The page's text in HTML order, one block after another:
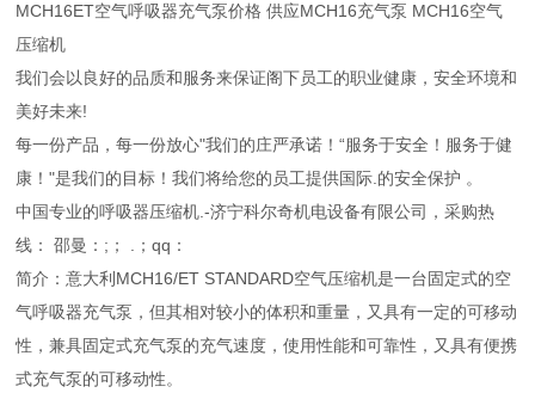
MCH16ET空气呼吸器充气泵价格 供应MCH16充气泵 MCH16空气
压缩机
我们会以良好的品质和服务来保证阁下员工的职业健康，安全环境和
美好未来!
每一份产品，每一份放心"我们的庄严承诺！“服务于安全！服务于健
康！"是我们的目标！我们将给您的员工提供国际.的安全保护 。
中国专业的呼吸器压缩机.-济宁科尔奇机电设备有限公司，采购热
线： 邵曼：;； .；qq：
简介：意大利MCH16/ET STANDARD空气压缩机是一台固定式的空
气呼吸器充气泵，但其相对较小的体积和重量，又具有一定的可移动
性，兼具固定式充气泵的充气速度，使用性能和可靠性，又具有便携
式充气泵的可移动性。